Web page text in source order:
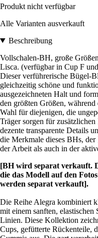
Produkt nicht verfügbar
Alle Varianten ausverkauft
Beschreibung
Vollschalen-BH, große
Lisca. (verfügbar in Cup F
Dieser verführerische Bügel-
gleichzeitig schöne und
ausgezeichneten Halt und
den größten Größen,
Wahl für diejenigen, die
Träger sorgen für
dezente transparente Details
die Merkmale dieses BHs,
der Arbeit als auch in der
[BH wird separat verkauft.
die das Modell auf den
werden separat verkauft].
Die Reihe Alegra kombiniert
mit einem sanften,
Linien. Diese Kollektion
Cups, gefütterte Rückenteile,